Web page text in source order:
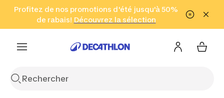
Aller à la recherche Aller au contenu Aller au pied de
Profitez de nos promotions d'été jusqu'à 50%
de rabais! Découvrez la sélection
Cliquez ici
en seulement 2 h!
(Zones sélectionnées)